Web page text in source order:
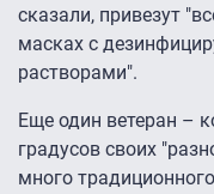
сказали, привезут
масках с
растворами".
Еще один ветеран –
градусов своих
много